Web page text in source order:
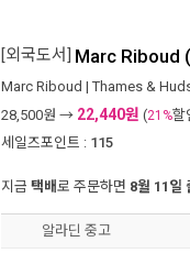
[외국도서] Marc Riboud
Marc Riboud |Thames &
28,500원 → 22,440원 (21%할
세일즈포인트 : 115
지금 택배로 주문하면 8월 11일
알라딘 중고